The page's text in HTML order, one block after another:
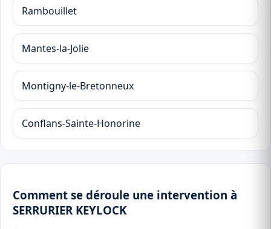
Rambouillet
Mantes-la-Jolie
Montigny-le-Bretonneux
Conflans-Sainte-Honorine
Comment se déroule une intervention à
SERRURIER KEYLOCK